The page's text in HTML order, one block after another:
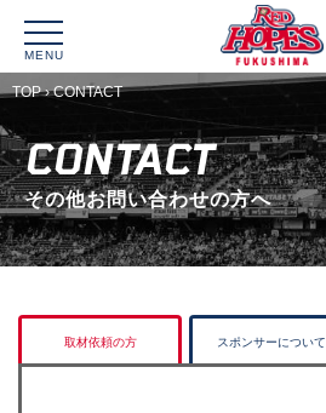
MENU
TOP›CONTACT
CONTACT
その他お問い合わせの方へ
取材依頼の方 スポンサーについて